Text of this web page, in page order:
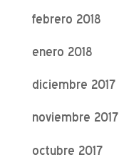
febrero 2018
enero 2018
diciembre 2017
noviembre 2017
octubre 2017